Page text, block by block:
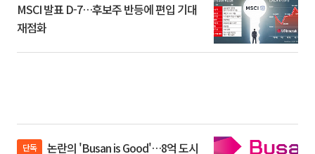
MSCI 발표 D-7…후보주 반등에 편입 기대
재점화
단독